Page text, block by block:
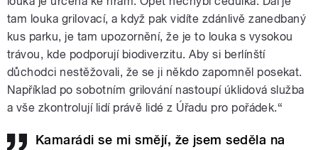
tam louka grilovací, a když pak vidíte zdánlivě zanedbaný
kus parku, je tam upozornění, že je to louka s vysokou
trávou, kde podporují biodiverzitu. Aby si berlínští
důchodci nestěžovali, že se ji někdo zapomněl posekat.
Například po sobotním grilování nastoupí úklidová služba
a vše zkontrolují lidí právě lidé z Úřadu pro pořádek.“
Kamarádi se mi smějí, že jsem seděla na